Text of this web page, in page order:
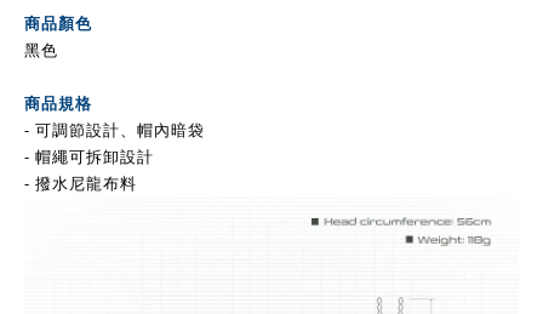
商品顏色
黑色
商品規格
- 可調節設計、 帽內暗袋
- 帽繩可拆卸設計
- 撥水尼龍布料